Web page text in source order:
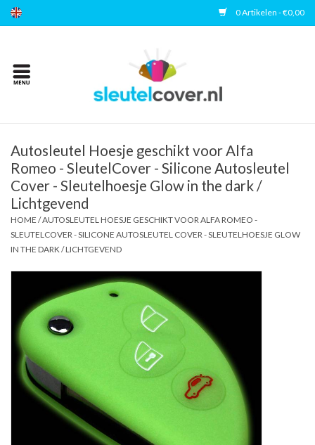
0 Artikelen - €0,00
Home
Accessoires
Veelgestelde vragen
Contact
Autosleutel Hoesje geschikt voor Alfa
Romeo - SleutelCover - Silicone Autosleutel
Cover - Sleutelhoesje Glow in the dark /
Lichtgevend
HOME /AUTOSLEUTEL HOESJE GESCHIKT VOOR ALFA ROMEO -
SLEUTELCOVER - SILICONE AUTOSLEUTEL COVER - SLEUTELHOESJE GLOW
IN THE DARK / LICHTGEVEND